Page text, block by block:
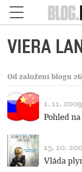
VIERA
Od založení blogu
1. 11. 2009
Pohled
15. 10.
Vláda